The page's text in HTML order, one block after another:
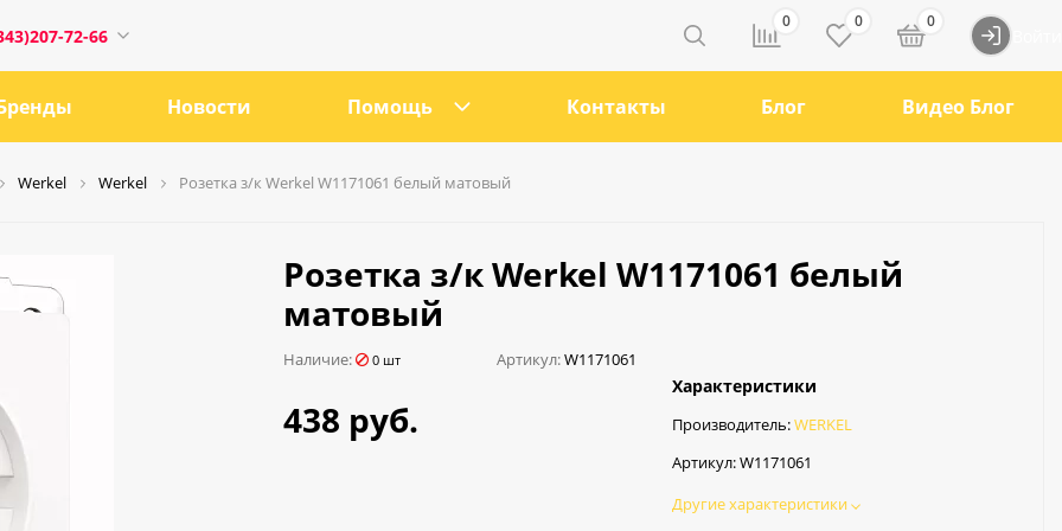
72-66
21
0 0 0
Новости Помощь Контакты Блог Видео Блог
Werkel Werkel Розетка з/к Werkel W1171061 белый матовый
Розетка з/к Werkel W1171061 белый
матовый
Наличие: 0 шт Артикул:W1171061
438 руб.
Характеристики
Производитель:WERKEL
Артикул:W1171061
Другие характеристики